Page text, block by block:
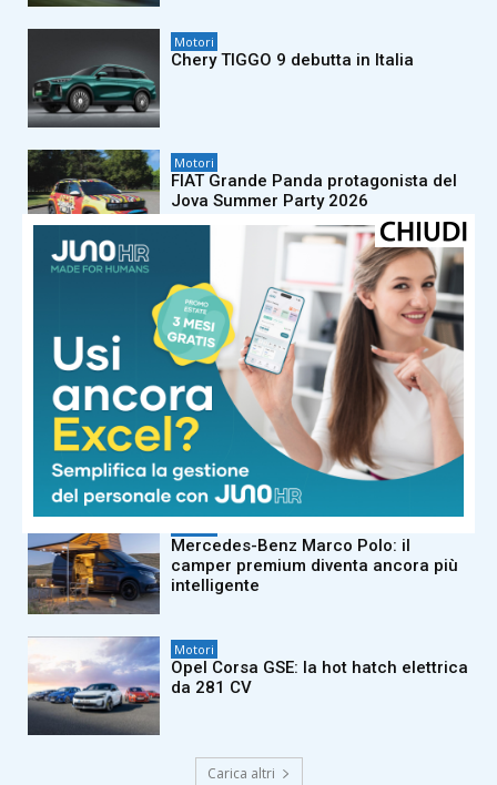
Motori
Chery TIGGO 9 debutta in Italia
Motori
FIAT Grande Panda protagonista del
Jova Summer Party 2026
Motori
FIAT Professional Ducato festeggia
45 anni di innovazione e leadership
Motori
Audi Q9: il nuovo SUV ammiraglia
Mercedes-Benz Marco Polo: il
camper premium diventa ancora più
intelligente
Motori
Opel Corsa GSE: la hot hatch elettrica
da 281 CV
Carica altri